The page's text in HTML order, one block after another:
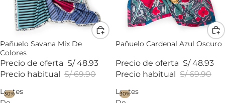
Pañuelo Savana Mix De
Colores
Precio de oferta S/ 48.93
Precio habitual S/ 69.90
Pañuelo Cardenal Azul Oscuro
Precio de oferta S/ 48.93
Precio habitual S/ 69.90
Lentes
30%
Lentes
30%